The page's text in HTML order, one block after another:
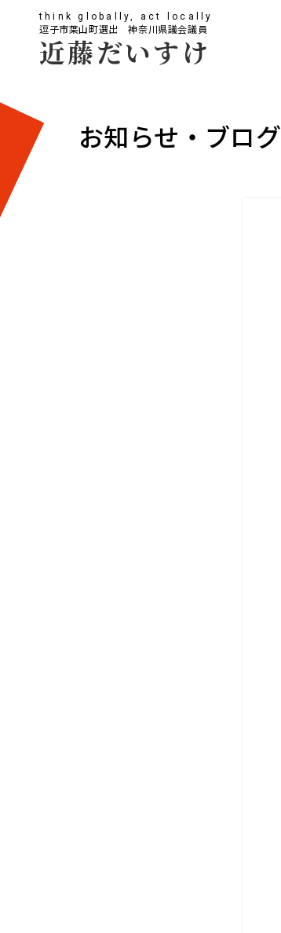
think globally, act locally
逗子市葉山町選出 神奈川県議会議員
近藤だいすけ
お知らせ・ブログ